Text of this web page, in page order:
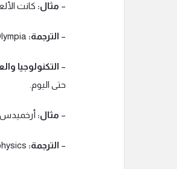
– مثال: كانت
– الترجمة:
– التكنولوجيا
حتى اليوم.
– مثال: أرخميدس
– الترجمة: